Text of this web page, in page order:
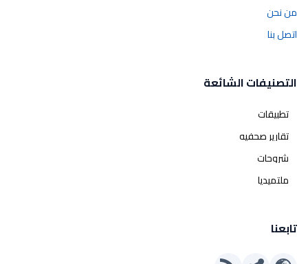
من نحن
اتصل بنا
التصنيفات الشائعة
تطبيقات
تقارير صحفيه
شروحات
ملتميديا
تابعنا